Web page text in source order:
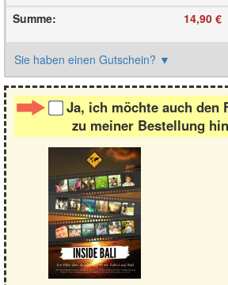
Summe: 14,90 €
Sie haben einen Gutschein? ▼
Ja, ich möchte auch den
zu meiner Bestellung